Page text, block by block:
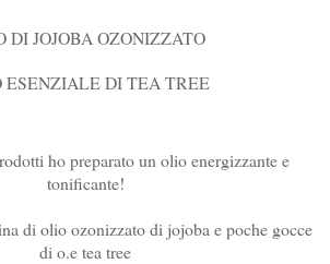
DI JOJOBA OZONIZZATO
ESENZIALE DI TEA TREE
ho preparato un olio energizzante e
tonificante!
di olio ozonizzato di jojoba e poche gocce
di o.e tea tree